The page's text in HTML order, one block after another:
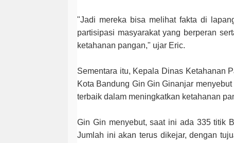
"Jadi mereka bisa melihat fakta di
partisipasi masyarakat yang berperan
ketahanan pangan," ujar Eric.
Sementara itu, Kepala Dinas Ketahanan
Kota Bandung Gin Gin Ginanjar
terbaik dalam meningkatkan ketahanan
Gin Gin menyebut, saat ini ada 335 titik
Jumlah ini akan terus dikejar, dengan